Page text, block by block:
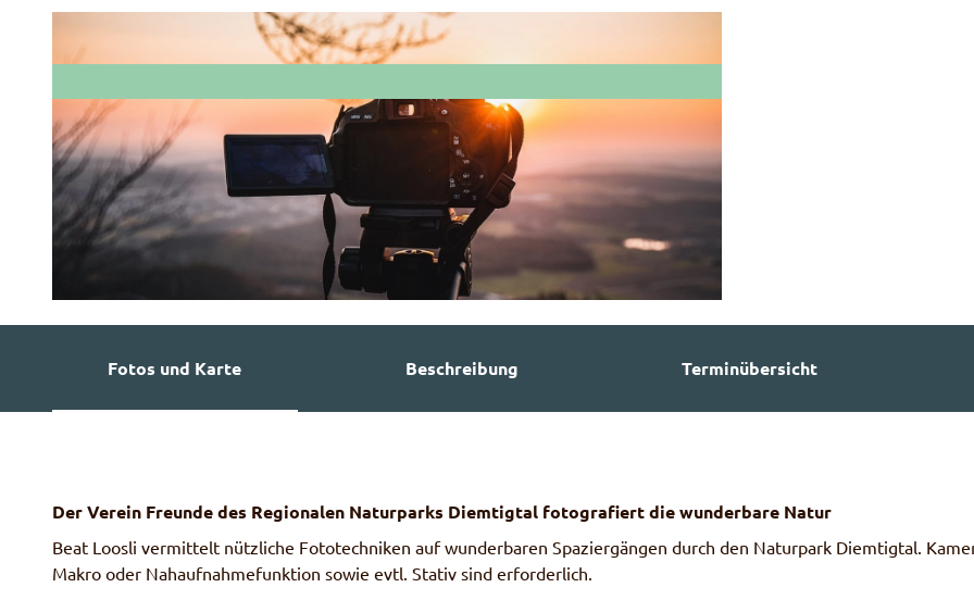
Fotos und Karte Beschreibung Terminübersicht
Der Verein Freunde des Regionalen Naturparks Diemtigtal fotografiert die wunderbare Natur
Beat Loosli vermittelt nützliche Fototechniken auf wunderbaren Spaziergängen durch den Naturpark Diemtigtal.
Makro oder Nahaufnahmefunktion sowie evtl. Stativ sind erforderlich.